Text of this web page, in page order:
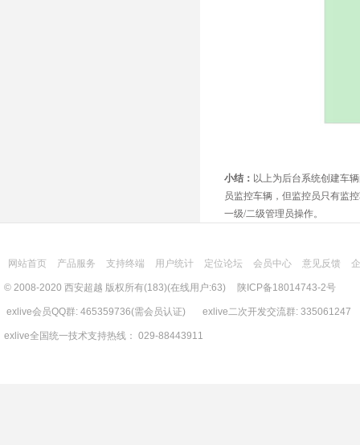
小结： 以上为后台系统创建车
员监控车辆，但监控员只有监
一级/二级管理员操作。
网站首页 产品服务 支持终端 用户统计 定位论坛 会员中心 意见反馈
© 2008-2020 西安超越 版权所有(183)(在线用户:63) 陕ICP备18014743-2号
exlive会员QQ群: 465359736(需会员认证) exlive二次开发交流群: 335061247
exlive全国统一技术支持热线： 029-88443911